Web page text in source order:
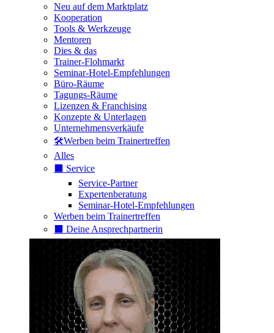
Neu auf dem Marktplatz
Kooperation
Tools & Werkzeuge
Mentoren
Dies & das
Trainer-Flohmarkt
Seminar-Hotel-Empfehlungen
Büro-Räume
Tagungs-Räume
Lizenzen & Franchising
Konzepte & Unterlagen
Unternehmensverkäufe
🛠️Werben beim Trainertreffen
Alles
⬛️ Service
Service-Partner
Expertenberatung
Seminar-Hotel-Empfehlungen
Werben beim Trainertreffen
⬛️ Deine Ansprechpartnerin